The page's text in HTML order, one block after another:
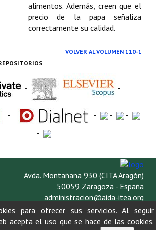
alimentos. Además, creen que el
precio de la papa señaliza
correctamente su calidad.
VOLVER AL VOLUMEN 110-1
- -
- - -
-
-
Avda. Montañana 930 (CITA Aragón)
50059 Zaragoza - España
administracion@aida-itea.org
976 716 305
para ofrecer sus servicios. Al seguir
acepta el uso que se hace de las cookies.